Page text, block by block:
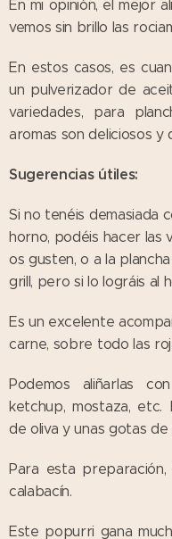
En mi opinión, el mejor
vemos sin brillo las
En estos casos, es
un pulverizador de
variedades, para
aromas son deliciosos y
Sugerencias útiles:
Si no tenéis demasiada
horno, podéis hacer las
os gusten, o a la
grill, pero si lo lográis al
Es un excelente
carne, sobre todo las
Podemos aliñarlas
ketchup, mostaza,
de oliva y unas gotas
Para esta
calabacín.
Este popurri gana